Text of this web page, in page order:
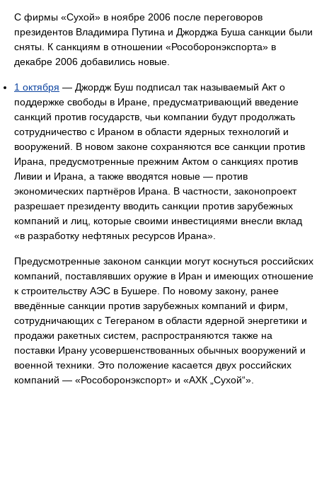
С фирмы «Сухой» в ноябре 2006 после переговоров
президентов Владимира Путина и Джорджа Буша санкции были
сняты. К санкциям в отношении «Рособоронэкспорта» в
декабре 2006 добавились новые.
1 октября — Джордж Буш подписал так называемый Акт о
поддержке свободы в Иране, предусматривающий введение
санкций против государств, чьи компании будут продолжать
сотрудничество с Ираном в области ядерных технологий и
вооружений. В новом законе сохраняются все санкции против
Ирана, предусмотренные прежним Актом о санкциях против
Ливии и Ирана, а также вводятся новые — против
экономических партнёров Ирана. В частности, законопроект
разрешает президенту вводить санкции против зарубежных
компаний и лиц, которые своими инвестициями внесли вклад
«в разработку нефтяных ресурсов Ирана».
Предусмотренные законом санкции могут коснуться российских
компаний, поставлявших оружие в Иран и имеющих отношение
к строительству АЭС в Бушере. По новому закону, ранее
введённые санкции против зарубежных компаний и фирм,
сотрудничающих с Тегераном в области ядерной энергетики и
продажи ракетных систем, распространяются также на
поставки Ирану усовершенствованных обычных вооружений и
военной техники. Это положение касается двух российских
компаний — «Рособоронэкспорт» и «АХК „Сухой“».